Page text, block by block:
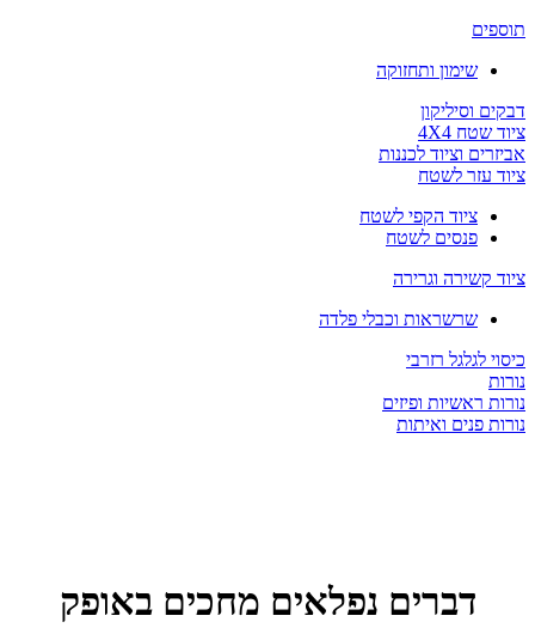
תוספים
שימון ותחזוקה
דבקים וסיליקון
ציוד שטח 4X4
אביזרים וציוד לכננות
ציוד עזר לשטח
ציוד הקפי לשטח
פנסים לשטח
ציוד קשירה וגרירה
שרשראות וכבלי פלדה
כיסוי לגלגל רזרבי
נורות
נורות ראשיות ופיזים
נורות פנים ואיתות
דברים נפלאים מחכים באופק